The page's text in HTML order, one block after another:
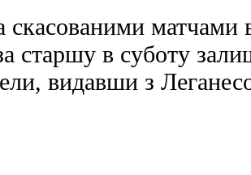
скасованими матчами
старшу в суботу
видавши з